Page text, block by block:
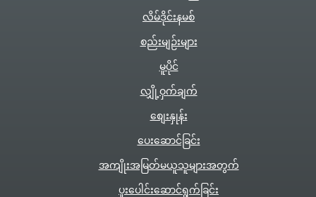
လိမ်ဒိုင်းနမစ်
စည်းမျဉ်းများ
မူပိုင်
လျှို့ဝှက်ချက်
စျေးနှုန်း
ပေးဆောင်ခြင်း
အကျိုးအမြတ်မယူသူများအတွက်
ပူးပေါင်းဆောင်ရွက်ခြင်း